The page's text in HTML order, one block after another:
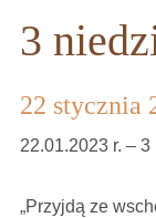
3
22 stycznia
22.01.2023 r. –
„Przyjdą ze